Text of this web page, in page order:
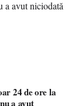
24 de ore la
a avut